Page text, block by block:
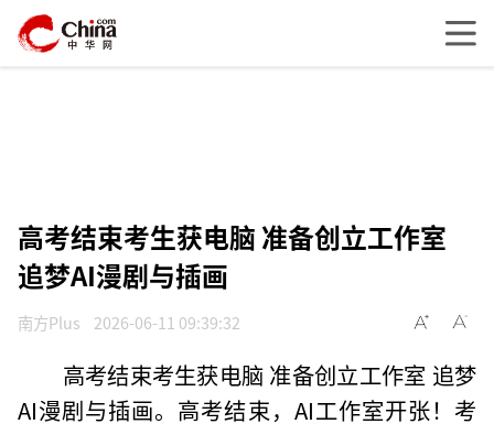
高考结束考生获电脑 准备创立工作室
追梦AI漫剧与插画
南方Plus 2026-06-11 09:39:32
高考结束考生获电脑 准备创立工作室 追梦
AI漫剧与插画。高考结束，AI工作室开张！考